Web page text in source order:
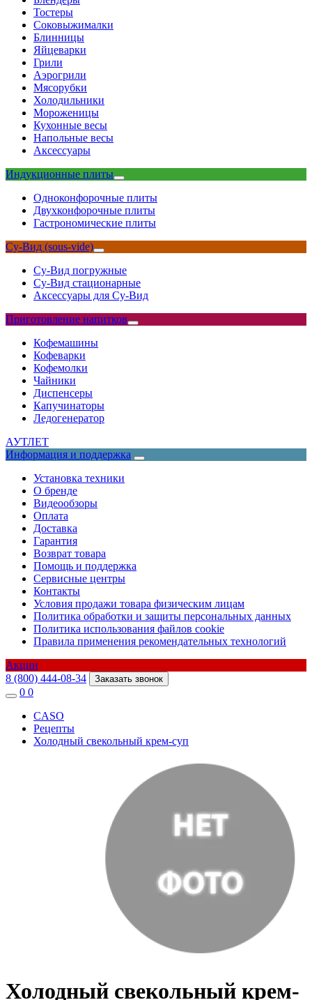
Тостеры
Соковыжималки
Блинницы
Яйцеварки
Грили
Аэрогрили
Мясорубки
Холодильники
Мороженицы
Кухонные весы
Напольные весы
Аксессуары
Индукционные плиты
Одноконфорочные плиты
Двухконфорочные плиты
Гастрономические плиты
Су-Вид (sous-vide)
Су-Вид погружные
Су-Вид стационарные
Аксессуары для Су-Вид
Приготовление напитков
Кофемашины
Кофеварки
Кофемолки
Чайники
Диспенсеры
Капучинаторы
Ледогенератор
АУТЛЕТ
Информация и поддержка
Установка техники
О бренде
Видеообзоры
Оплата
Доставка
Гарантия
Возврат товара
Помощь и поддержка
Сервисные центры
Контакты
Условия продажи товара физическим лицам
Политика обработки и защиты персональных данных
Политика использования файлов cookie
Правила применения рекомендательных технологий
Акции
8 (800) 444-08-34
Заказать звонок
0 0
CASO
Рецепты
Холодный свекольный крем-суп
Холодный свекольный крем-